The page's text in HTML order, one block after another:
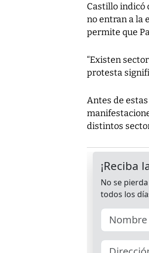
Castillo indicó
no entran a la
permite que
“Existen
protesta
Antes de
distintos